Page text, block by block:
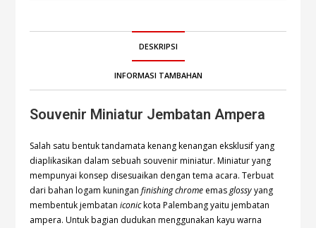
DESKRIPSI
INFORMASI TAMBAHAN
Souvenir Miniatur Jembatan Ampera
Salah satu bentuk tandamata kenang kenangan eksklusif yang
diaplikasikan dalam sebuah souvenir miniatur. Miniatur yang
mempunyai konsep disesuaikan dengan tema acara. Terbuat
dari bahan logam kuninganfinishing chrome emasglossyyang
membentuk jembataniconickota Palembang yaitu jembatan
ampera. Untuk bagian dudukan menggunakan kayu warna